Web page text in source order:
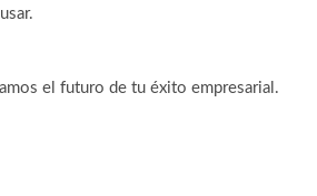
el futuro de tu éxito empresarial.